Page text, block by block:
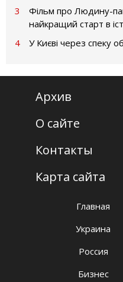
3
Фільм про Людину-
найкращий старт в
4
У Києві через спеку
Главная
Украина
Россия
Бизнес
Архив
О сайте
Контакты
Карта сайта